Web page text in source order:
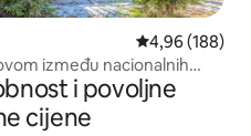
Prosječna
4,96 (188)
između nacionalnih
i povoljne
cijene